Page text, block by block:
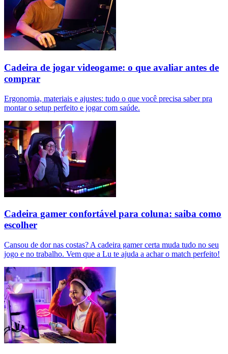
Cadeira de jogar videogame: o que avaliar antes de
comprar
Ergonomia, materiais e ajustes: tudo o que você precisa saber pra
montar o setup perfeito e jogar com saúde.
Cadeira gamer confortável para coluna: saiba como
escolher
Cansou de dor nas costas? A cadeira gamer certa muda tudo no seu
jogo e no trabalho. Vem que a Lu te ajuda a achar o match perfeito!